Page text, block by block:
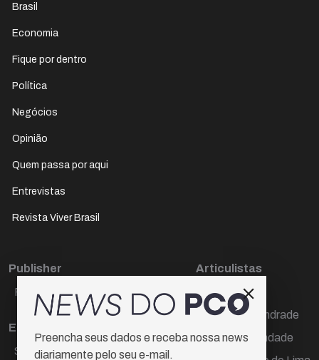
Brasil
Economia
Fique por dentro
Política
Negócios
Opinião
Quem passa por aqui
Entrevistas
Revista Viver Brasil
Publisher
Paulo Cesar de Oliveira
Editora Chefe
Sueli Cotta
Articulistas
Décio Freire
Dr Marcos Andrade
Hamilton Trindade
Preencha seus dados e receba nossa news
diariamente pelo seu e-mail.